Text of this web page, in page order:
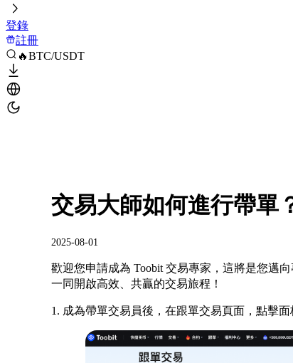
登錄
註冊
🔥BTC/USDT
交易大師如何進行帶單
2025-08-01
歡迎您申請成為 Toobit 交易專家，這將是您邁
一同開啟高效、共贏的交易旅程！
1. 成為帶單交易員後，在跟單交易頁面，點擊